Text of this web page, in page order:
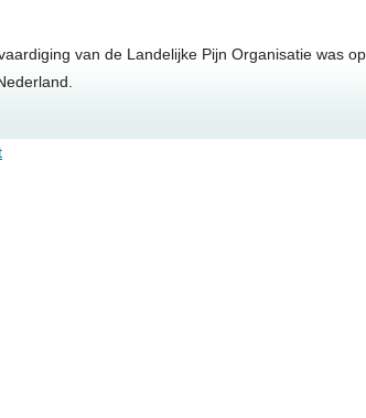
van de Landelijke Pijn Organisatie was